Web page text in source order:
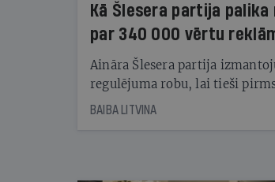
Kā Šlesera partija
par 340 000 vērtu
kampaņu
Aināra Šlesera partija
regulējuma robu, lai tieši
starta izreklamētos par summu,
BAIBA LITVINA